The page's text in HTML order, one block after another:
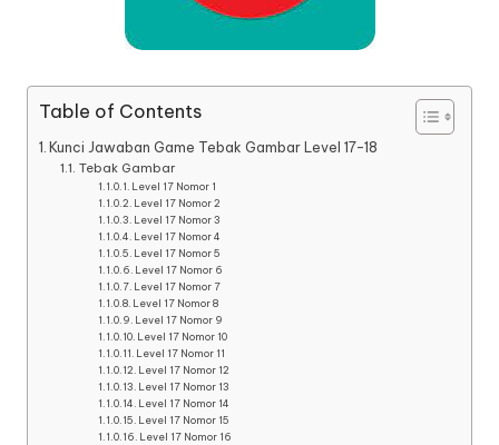
Table of Contents
Kunci Jawaban Game Tebak Gambar Level 17-18
Tebak Gambar
Level 17 Nomor 1
Level 17 Nomor 2
Level 17 Nomor 3
Level 17 Nomor 4
Level 17 Nomor 5
Level 17 Nomor 6
Level 17 Nomor 7
Level 17 Nomor 8
Level 17 Nomor 9
Level 17 Nomor 10
Level 17 Nomor 11
Level 17 Nomor 12
Level 17 Nomor 13
Level 17 Nomor 14
Level 17 Nomor 15
Level 17 Nomor 16